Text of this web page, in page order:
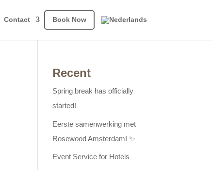
Contact Book Now
Recent
Spring break has officially
started!
Eerste samenwerking met
Rosewood Amsterdam! ✨
Event Service for Hotels